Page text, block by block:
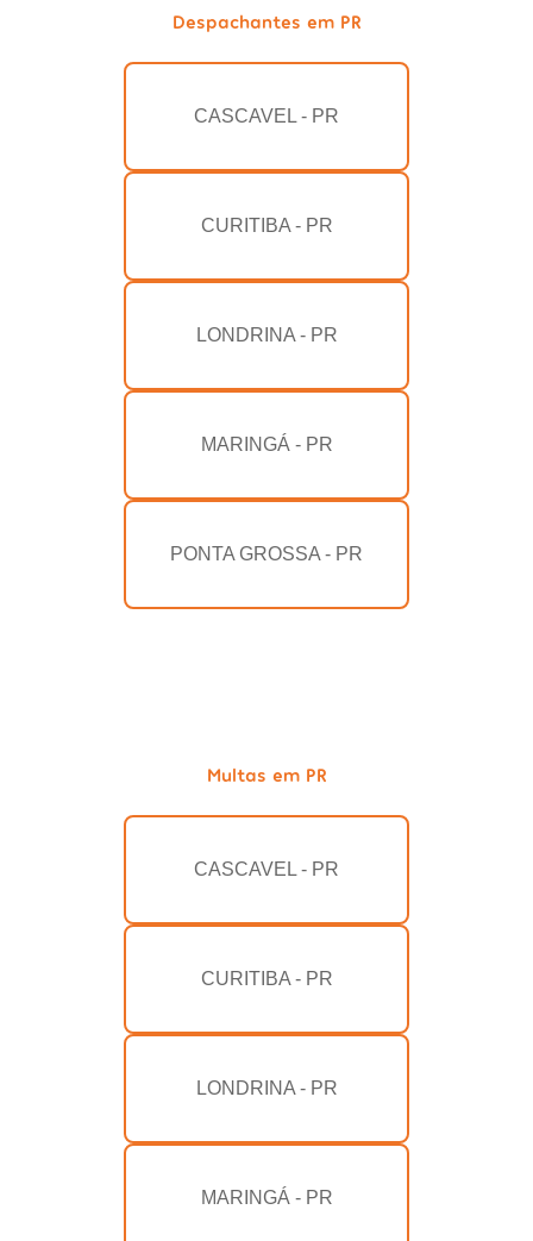
Despachantes em PR
CASCAVEL - PR
CURITIBA - PR
LONDRINA - PR
MARINGÁ - PR
PONTA GROSSA - PR
Multas em PR
CASCAVEL - PR
CURITIBA - PR
LONDRINA - PR
MARINGÁ - PR